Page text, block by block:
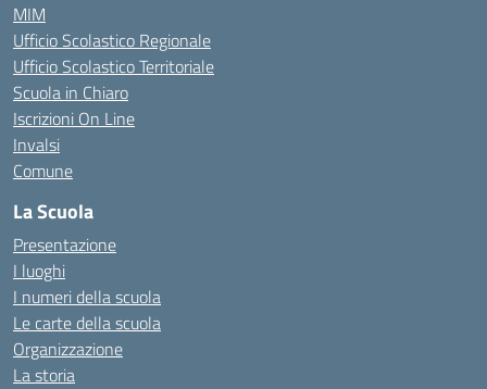
MIM
Ufficio Scolastico Regionale
Ufficio Scolastico Territoriale
Scuola in Chiaro
Iscrizioni On Line
Invalsi
Comune
La Scuola
Presentazione
I luoghi
I numeri della scuola
Le carte della scuola
Organizzazione
La storia